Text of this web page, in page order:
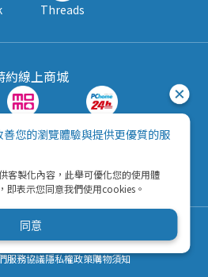
Threads
約線上商城
酷澎
五九八資訊科技有限公司
統一編號：42792216
服務協議隱私權政策購物須知
您的瀏覽體驗與提供更優質的服
客製化內容，此舉可優化您的使用體
即表示您同意我們使用cookies。
同意